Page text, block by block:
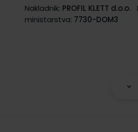
Nakladnik: PROFIL KLETT d.o.o.
ministarstva: 7730-DOM3